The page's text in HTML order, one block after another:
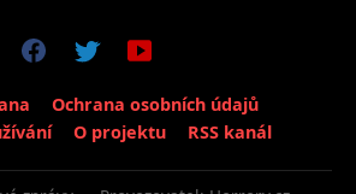
Ochrana osobních údajů
O projektu RSS kanál